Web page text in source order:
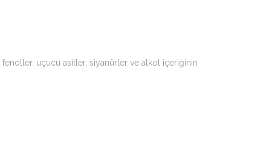
uçucu asitler, siyanürler ve alkol içeriğinin